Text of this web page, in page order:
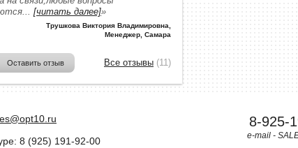
... [читать далее]»
Трушкова Виктория Владимировна
Менеджер, Самара
Оставить отзыв Все отзывы (11)
8 (925) 191-92-00
8-925-
e-mail -